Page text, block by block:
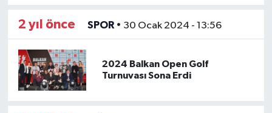
2 yıl önce SPOR• 30 Ocak 2024 - 13:56
2024 Balkan Open Golf
Turnuvası Sona Erdi